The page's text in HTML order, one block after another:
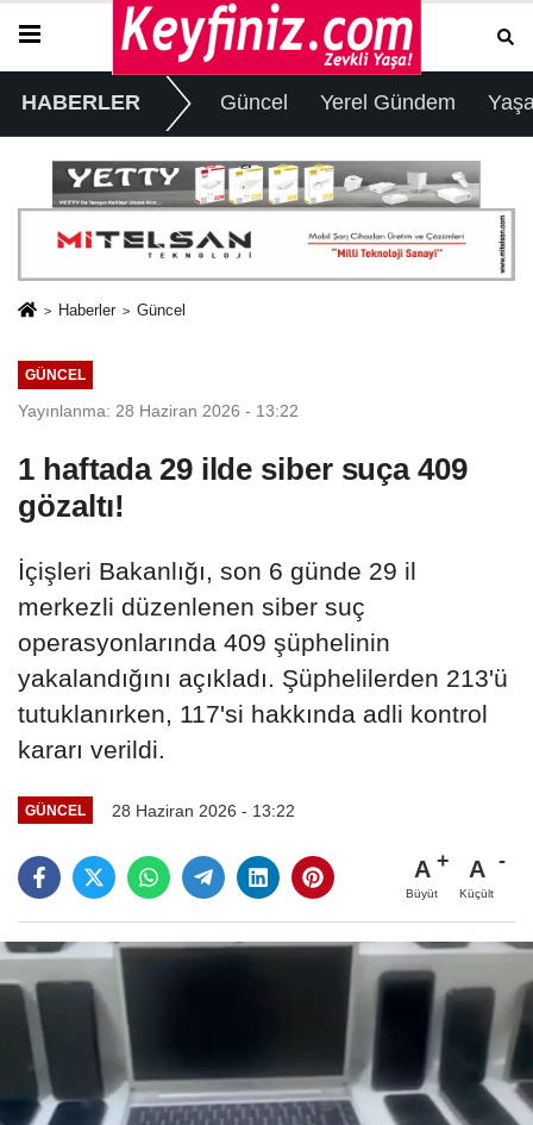
HABERLER Güncel Yerel Gündem
Haberler Güncel
GÜNCEL
Yayınlanma: 28 Haziran 2026 - 13:22
1 haftada 29 ilde siber suça 409
gözaltı!
İçişleri Bakanlığı, son 6 günde 29 il
merkezli düzenlenen siber suç
operasyonlarında 409 şüphelinin
yakalandığını açıkladı. Şüphelilerden 213'ü
tutuklanırken, 117'si hakkında adli kontrol
kararı verildi.
GÜNCEL 28 Haziran 2026 - 13:22
A
Büyüt
A
Küçült